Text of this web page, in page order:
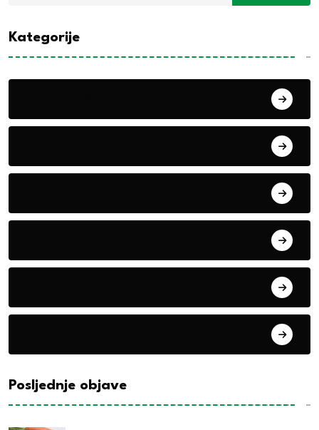
Kategorije
Posljednje objave